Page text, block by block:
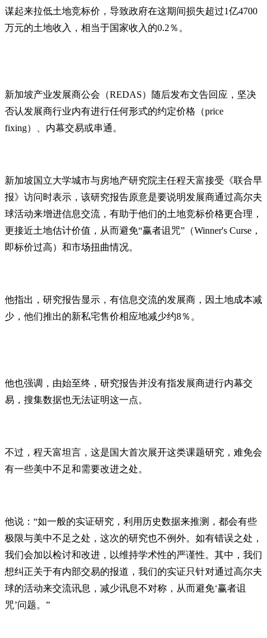
谋起来拉低土地竞标价，导致政府在这期间损失超过1亿4700
万元的土地收入，相当于国家收入的0.2％。
新加坡产业发展商公会（REDAS）随后发布文告回应，坚决
否认发展商行业内有进行任何形式的约定价格（price
fixing）、内幕交易或串通。
新加坡国立大学城市与房地产研究院主任程天富接受《联合早
报》访问时表示，该研究报告原意是要说明发展商通过高尔夫
球活动来增进信息交流，有助于他们的土地竞标价格更合理，
更接近土地估计价值，从而避免“赢者诅咒”（Winner's Curse，
即标价过高）和市场扭曲情况。
他指出，研究报告显示，有信息交流的发展商，因土地成本减
少，他们推出的新私宅售价相应地减少约8％。
他也强调，由始至终，研究报告并没有指发展商进行内幕交
易，搜集数据也无法证明这一点。
不过，程天富坦言，这是国大首次展开这类课题研究，难免会
有一些美中不足和需要改进之处。
他说：“如一般的实证研究，利用历史数据来推测，都会有些
极限与美中不足之处，这次的研究也不例外。如有错误之处，
我们会加以检讨和改进，以维持学术性的严谨性。其中，我们
想纠正关于有内部交易的报道，我们的实证只针对通过高尔夫
球的活动来交流讯息，减少讯息不对称，从而避免‘赢者诅
咒’问题。”